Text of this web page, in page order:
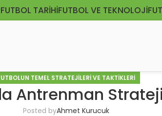
FUTBOL TARIHIFUTBOL VE TEKNOLOJI
TEMEL STRATEJILERI VE TAKTIKLERI
Antrenman
Posted byAhmet Kurucuk